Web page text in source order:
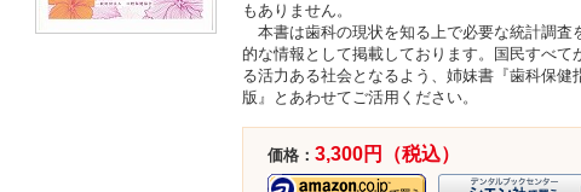
もありません。
本書は歯科の現状を知る上で必要な統計調査
的な情報として掲載しております。国民すべて
る活力ある社会となるよう、姉妹書『歯科保健
版』とあわせてご活用ください。
価格： 3,300円（税込）